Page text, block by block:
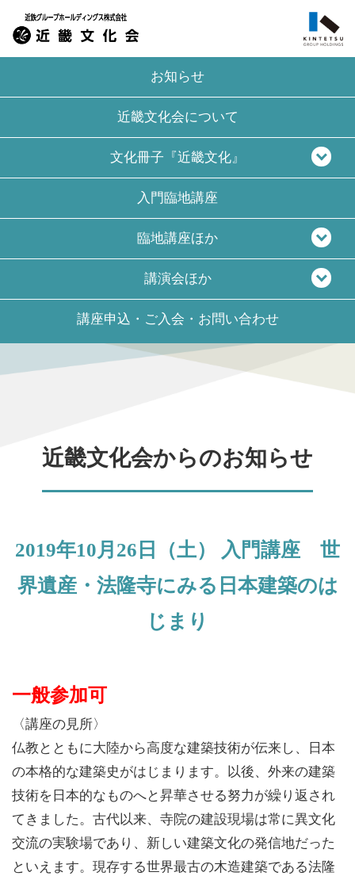
お知らせ
近畿文化会について
文化冊子『近畿文化』
入門臨地講座
臨地講座ほか
講演会ほか
講座申込・ご入会・ お問い合わせ
近畿文化会からのお知らせ
2019年10月26日（土） 入門講座 世
界遺産・法隆寺にみる日本建築のは
じまり
一般参加可
〈講座の見所〉
仏教とともに大陸から高度な建築技術が伝来し、日本
の本格的な建築史がはじまります。以後、外来の建築
技術を日本的なものへと昇華させる努力が繰り返され
てきました。古代以来、寺院の建設現場は常に異文化
交流の実験場であり、新しい建築文化の発信地だった
といえます。現存する世界最古の木造建築である法隆